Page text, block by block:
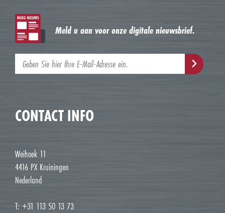
Meld u aan voor onze digitale nieuwsbrief.
CONTACT INFO
Weihoek 11
4416 PX Kruiningen
Nederland
T: +31 113 50 13 73